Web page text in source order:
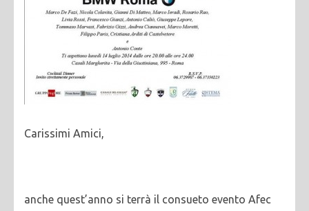
Carissimi Amici,
anche quest’anno si terrà il consueto evento Afec